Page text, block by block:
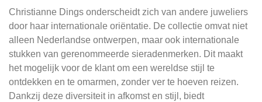
Christianne Dings onderscheidt zich van andere juweliers
door haar internationale oriëntatie. De collectie omvat niet
alleen Nederlandse ontwerpen, maar ook internationale
stukken van gerenommeerde sieradenmerken. Dit maakt
het mogelijk voor de klant om een wereldse stijl te
ontdekken en te omarmen, zonder ver te hoeven reizen.
Dankzij deze diversiteit in afkomst en stijl, biedt